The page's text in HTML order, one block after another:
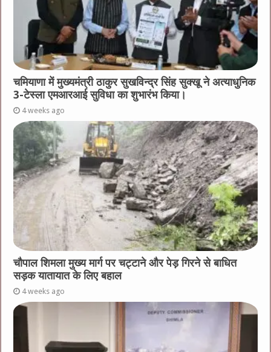
चमियाणा में मुख्यमंत्री ठाकुर सुखविन्द्र सिंह सुक्खू ने अत्याधुनिक
3-टेस्ला एमआरआई सुविधा का शुभारंभ किया।
4 weeks ago
चौपाल शिमला मुख्य मार्ग पर चट्टाने और पेड़ गिरने से बाधित
सड़क यातायात के लिए बहाल
4 weeks ago